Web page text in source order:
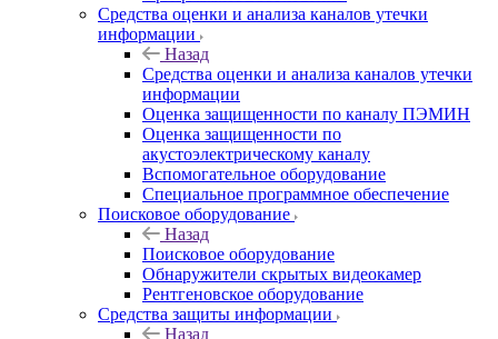
Средства оценки и анализа каналов утечки
информации
Назад
Средства оценки и анализа каналов утечки
информации
Оценка защищенности по каналу ПЭМИН
Оценка защищенности по
акустоэлектрическому каналу
Вспомогательное оборудование
Специальное программное обеспечение
Поисковое оборудование
Назад
Поисковое оборудование
Обнаружители скрытых видеокамер
Рентгеновское оборудование
Средства защиты информации
Назад